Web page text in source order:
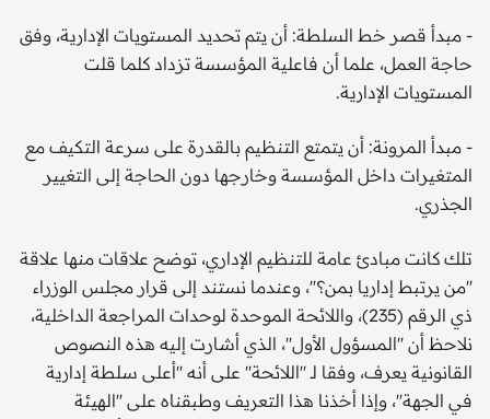
- مبدأ قصر خط السلطة: أن يتم تحديد المستويات الإدارية، وفق
حاجة العمل، علما أن فاعلية المؤسسة تزداد كلما قلت
المستويات الإدارية.
- مبدأ المرونة: أن يتمتع التنظيم بالقدرة على سرعة التكيف مع
المتغيرات داخل المؤسسة وخارجها دون الحاجة إلى التغيير
الجذري.
تلك كانت مبادئ عامة للتنظيم الإداري، توضح علاقات منها علاقة
''من يرتبط إداريا بمن؟''، وعندما نستند إلى قرار مجلس الوزراء
ذي الرقم (235)، واللائحة الموحدة لوحدات المراجعة الداخلية،
نلاحظ أن ''المسؤول الأول''، الذي أشارت إليه هذه النصوص
القانونية يعرف، وفقا لـ ''اللائحة'' على أنه ''أعلى سلطة إدارية
في الجهة''، وإذا أخذنا هذا التعريف وطبقناه على ''الهيئة